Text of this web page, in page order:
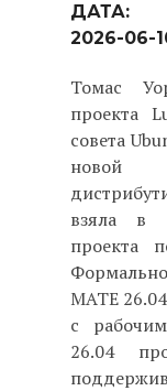
ДАТА:
2026-06-
Томас
проекта
совета
новой
взяла в
проекта
MATE
с
26.04